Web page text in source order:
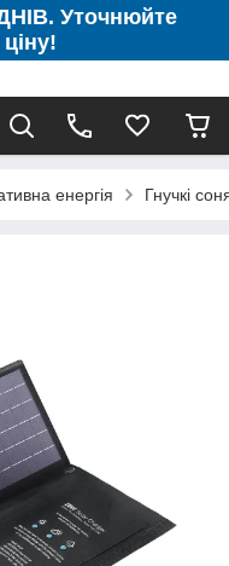
Уточнюйте
енергія Гнучкі